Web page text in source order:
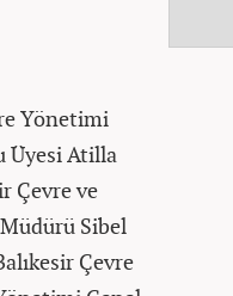
Yönetimi
Üyesi Atilla
Çevre ve
Sibel
Çevre